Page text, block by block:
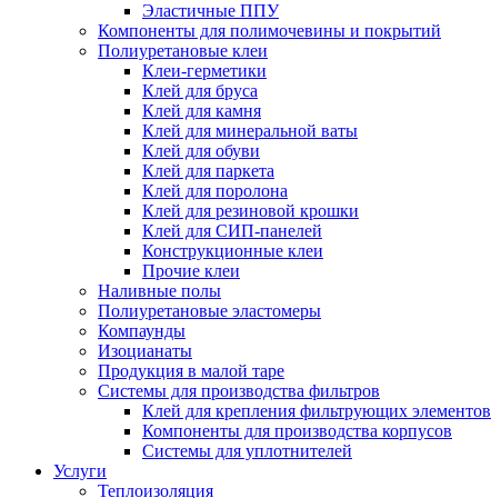
Эластичные ППУ
Компоненты для полимочевины и покрытий
Полиуретановые клеи
Клеи-герметики
Клей для бруса
Клей для камня
Клей для минеральной ваты
Клей для обуви
Клей для паркета
Клей для поролона
Клей для резиновой крошки
Клей для СИП-панелей
Конструкционные клеи
Прочие клеи
Наливные полы
Полиуретановые эластомеры
Компаунды
Изоцианаты
Продукция в малой таре
Системы для производства фильтров
Клей для крепления фильтрующих элементов
Компоненты для производства корпусов
Системы для уплотнителей
Услуги
Теплоизоляция